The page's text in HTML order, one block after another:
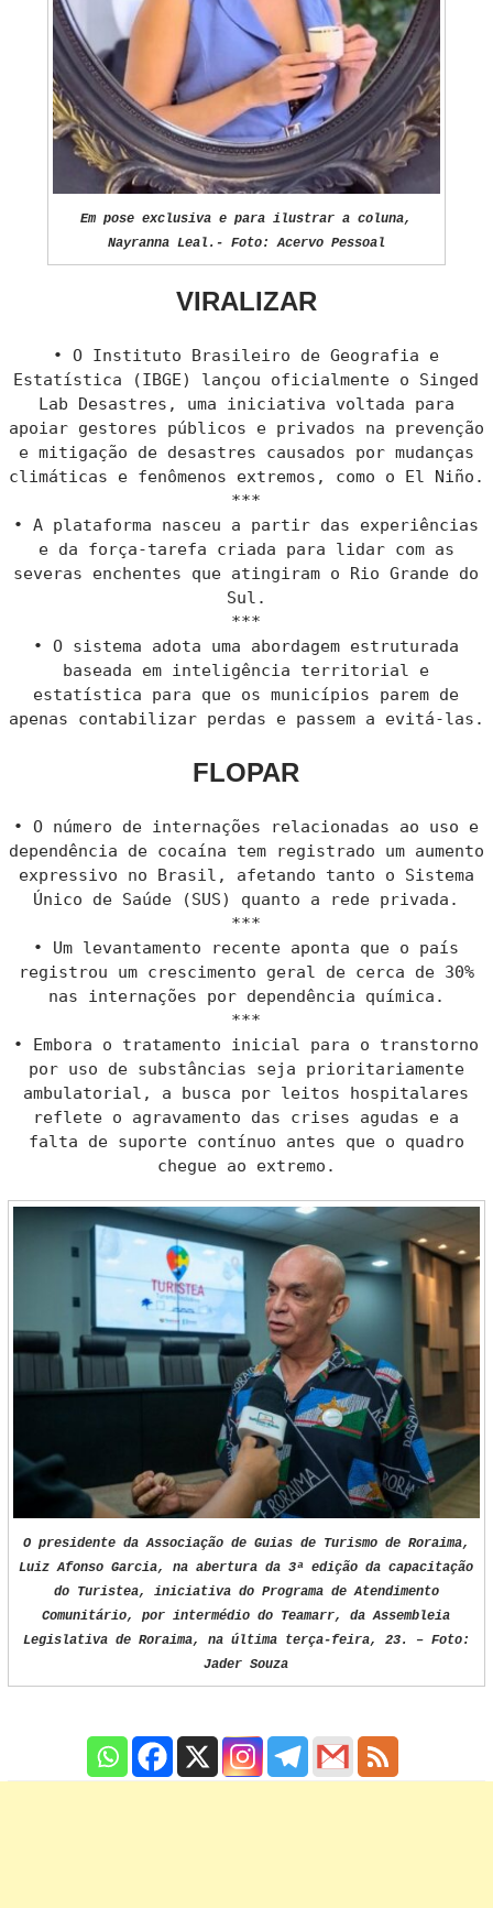
Em pose exclusiva e para ilustrar a coluna,
Nayranna Leal.- Foto: Acervo Pessoal
VIRALIZAR
• O Instituto Brasileiro de Geografia e
Estatística (IBGE) lançou oficialmente o Singed
Lab Desastres, uma iniciativa voltada para
apoiar gestores públicos e privados na prevenção
e mitigação de desastres causados por mudanças
climáticas e fenômenos extremos, como o El Niño.
***
• A plataforma nasceu a partir das experiências
e da força-tarefa criada para lidar com as
severas enchentes que atingiram o Rio Grande do
Sul.
***
• O sistema adota uma abordagem estruturada
baseada em inteligência territorial e
estatística para que os municípios parem de
apenas contabilizar perdas e passem a evitá-las.
FLOPAR
• O número de internações relacionadas ao uso e
dependência de cocaína tem registrado um aumento
expressivo no Brasil, afetando tanto o Sistema
Único de Saúde (SUS) quanto a rede privada.
***
• Um levantamento recente aponta que o país
registrou um crescimento geral de cerca de 30%
nas internações por dependência química.
***
• Embora o tratamento inicial para o transtorno
por uso de substâncias seja prioritariamente
ambulatorial, a busca por leitos hospitalares
reflete o agravamento das crises agudas e a
falta de suporte contínuo antes que o quadro
chegue ao extremo.
O presidente da Associação de Guias de Turismo de Roraima,
Luiz Afonso Garcia, na abertura da 3ª edição da capacitação
do Turistea, iniciativa do Programa de Atendimento
Comunitário, por intermédio do Teamarr, da Assembleia
Legislativa de Roraima, na última terça-feira, 23. – Foto:
Jader Souza